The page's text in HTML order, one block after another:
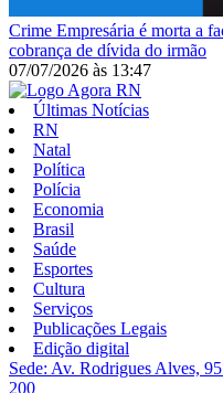
Crime Empresária é morta a
cobrança de dívida do irmão
07/07/2026 às 13:47
Últimas Notícias
RN
Natal
Política
Polícia
Economia
Brasil
Saúde
Esportes
Cultura
Serviços
Publicações Legais
Edição digital
Sede: Av. Rodrigues Alves,
200